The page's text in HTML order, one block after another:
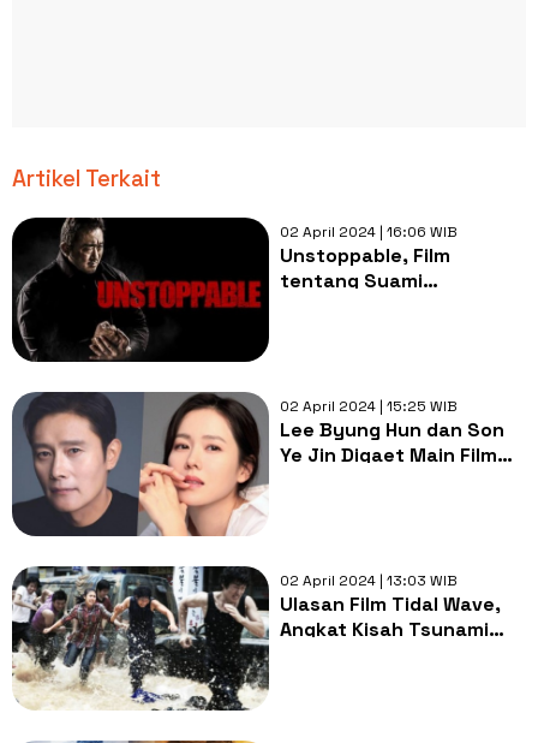
Artikel Terkait
02 April 2024 | 16:06 WIB
Unstoppable, Film
tentang Suami
02 April 2024 | 15:25 WIB
Lee Byung Hun dan Son
Ye Jin Digaet Main Film
02 April 2024 | 13:03 WIB
Ulasan Film Tidal Wave,
Angkat Kisah Tsunami